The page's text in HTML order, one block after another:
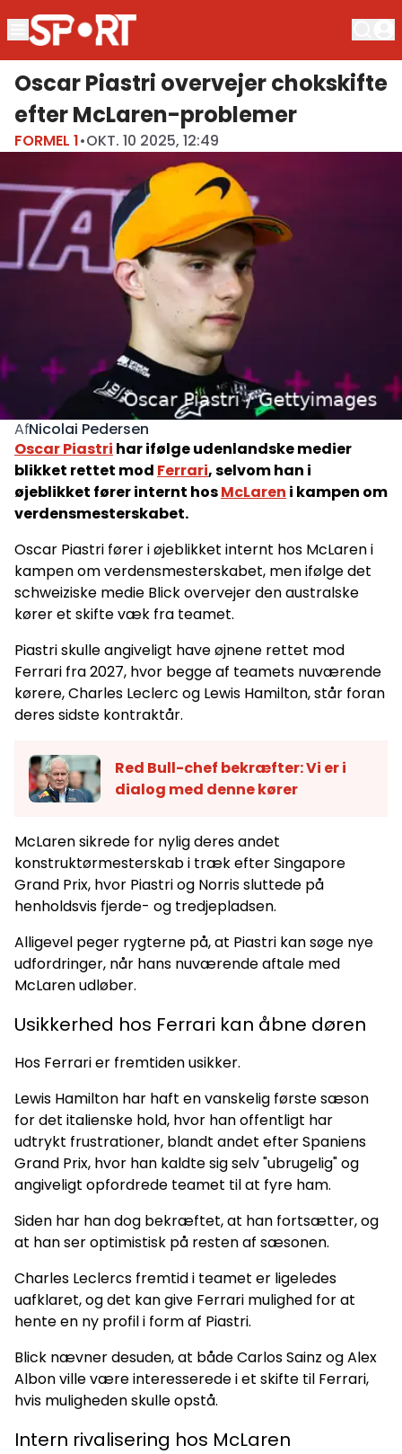
Oscar Piastri overvejer chokskifte
efter McLaren-problemer
FORMEL 1•OKT. 10 2025, 12:49
AfNicolai Pedersen
Oscar Piastri har ifølge udenlandske medier
blikket rettet mod Ferrari, selvom han i
øjeblikket fører internt hosMcLaren i kampen om
verdensmesterskabet.
Oscar Piastri fører i øjeblikket internt hos McLaren i
kampen om verdensmesterskabet, men ifølge det
schweiziske medie Blick overvejer den australske
kører et skifte væk fra teamet.
Piastri skulle angiveligt have øjnene rettet mod
Ferrari fra 2027, hvor begge af teamets nuværende
kørere, Charles Leclerc og Lewis Hamilton, står foran
deres sidste kontraktår.
Red Bull-chef bekræfter: Vi er i
dialog med denne kører
McLaren sikrede for nylig deres andet
konstruktørmesterskab i træk efter Singapore
Grand Prix, hvor Piastri og Norris sluttede på
henholdsvis fjerde- og tredjepladsen.
Alligevel peger rygterne på, at Piastri kan søge nye
udfordringer, når hans nuværende aftale med
McLaren udløber.
Usikkerhed hos Ferrari kan åbne døren
Hos Ferrari er fremtiden usikker.
Lewis Hamilton har haft en vanskelig første sæson
for det italienske hold, hvor han offentligt har
udtrykt frustrationer, blandt andet efter Spaniens
Grand Prix, hvor han kaldte sig selv "ubrugelig" og
angiveligt opfordrede teamet til at fyre ham.
Siden har han dog bekræftet, at han fortsætter, og
at han ser optimistisk på resten af sæsonen.
Charles Leclercs fremtid i teamet er ligeledes
uafklaret, og det kan give Ferrari mulighed for at
hente en ny profil i form af Piastri.
Blick nævner desuden, at både Carlos Sainz og Alex
Albon ville være interesserede i et skifte til Ferrari,
hvis muligheden skulle opstå.
Intern rivalisering hos McLaren